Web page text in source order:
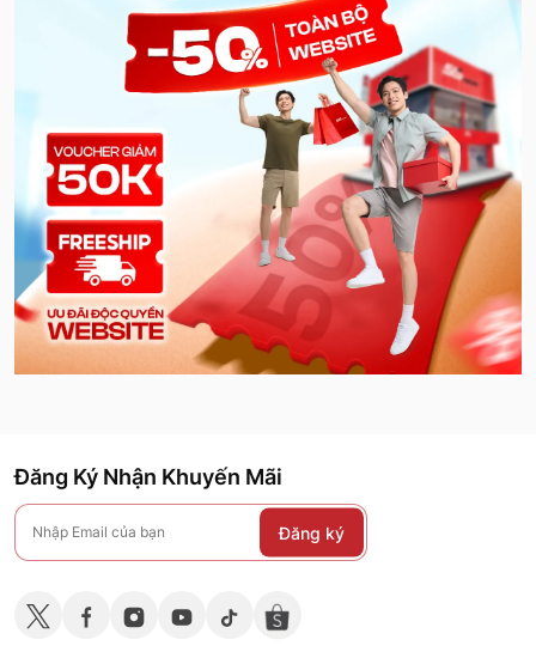
Đăng Ký Nhận Khuyến Mãi
Đăng ký